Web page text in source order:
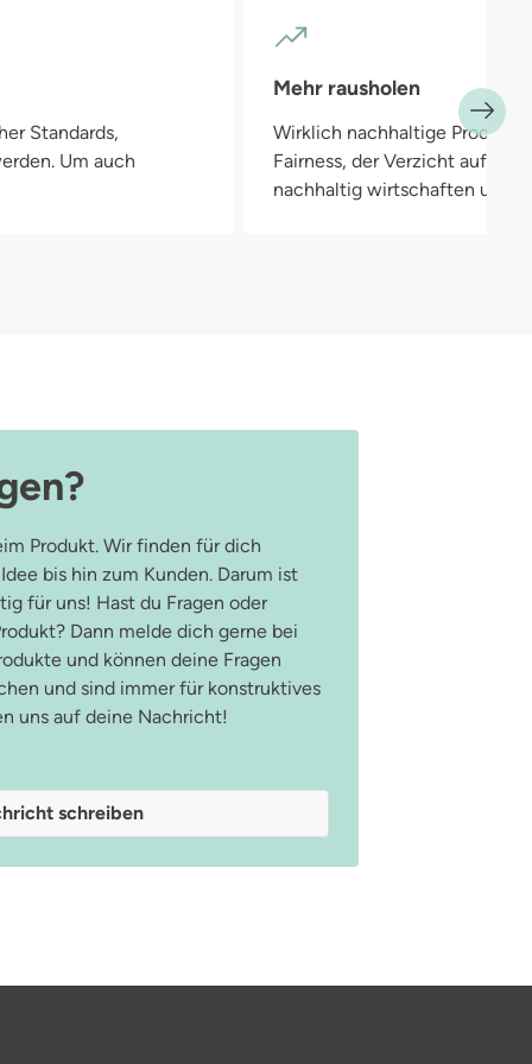
Standards,
Um auch
Mehr rausholen
Wirklich nachhaltige
Fairness, der Verzicht auf
nachhaltig wirtschaften und
Produkt. Wir finden für dich
bis hin zum Kunden. Darum ist
für uns! Hast du Fragen oder
Dann melde dich gerne bei
und können deine Fragen
und sind immer für konstruktives
uns auf deine Nachricht!
schreiben